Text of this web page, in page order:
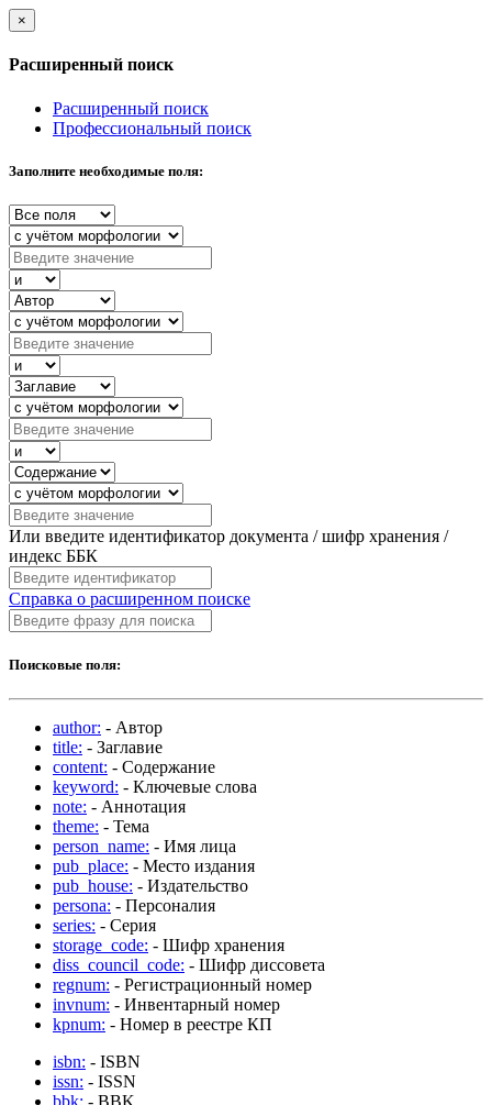
×
Расширенный поиск
Расширенный поиск
Профессиональный поиск
Заполните необходимые поля:
Или введите идентификатор документа / шифр хранения /
индекс ББК
Справка о расширенном поиске
Поисковые поля:
author: - Автор
title: - Заглавие
content: - Содержание
keyword: - Ключевые слова
note: - Аннотация
theme: - Тема
person_name: - Имя лица
pub_place: - Место издания
pub_house: - Издательство
persona: - Персоналия
series: - Серия
storage_code: - Шифр хранения
diss_council_code: - Шифр диссовета
regnum: - Регистрационный номер
invnum: - Инвентарный номер
kpnum: - Номер в реестре КП
isbn: - ISBN
issn: - ISSN